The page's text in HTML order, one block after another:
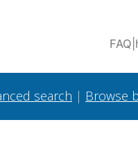
FAQ
search | Browse